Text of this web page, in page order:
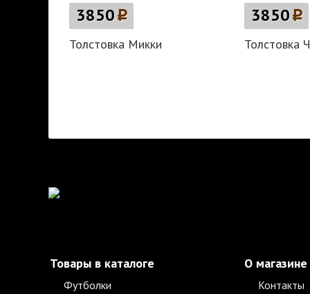
3850p
Толстовка Микки
3850p
Толстовка
Товары в каталоге
Футболки
О магазине
Контакты